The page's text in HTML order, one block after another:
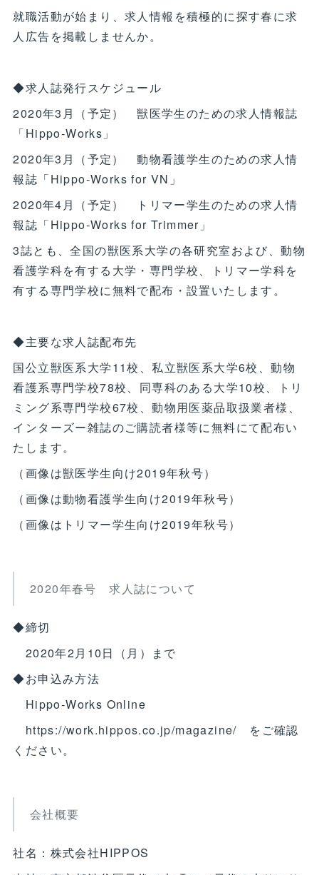
就職活動が始まり、求人情報を積極的に探す春に求
人広告を掲載しませんか。
◆求人誌発行スケジュール
2020年3月（予定） 獣医学生のための求人情報誌
「Hippo-Works」
2020年3月（予定） 動物看護学生のための求人情
報誌「Hippo-Works for VN」
2020年4月（予定） トリマー学生のための求人情
報誌「Hippo-Works for Trimmer」
3誌とも、全国の獣医系大学の各研究室および、動物
看護学科を有する大学・専門学校、トリマー学科を
有する専門学校に無料で配布・設置いたします。
◆主要な求人誌配布先
国公立獣医系大学11校、私立獣医系大学6校、動物
看護系専門学校78校、同専科のある大学10校、トリ
ミング系専門学校67校、動物用医薬品取扱業者様、
インターズー雑誌のご購読者様等に無料にて配布い
たします。
（画像は獣医学生向け2019年秋号）
（画像は動物看護学生向け2019年秋号）
（画像はトリマー学生向け2019年秋号）
2020年春号 求人誌について
◆締切
2020年2月10日（月）まで
◆お申込み方法
Hippo-Works Online
https://work.hippos.co.jp/magazine/ をご確認
ください。
会社概要
社名：株式会社HIPPOS